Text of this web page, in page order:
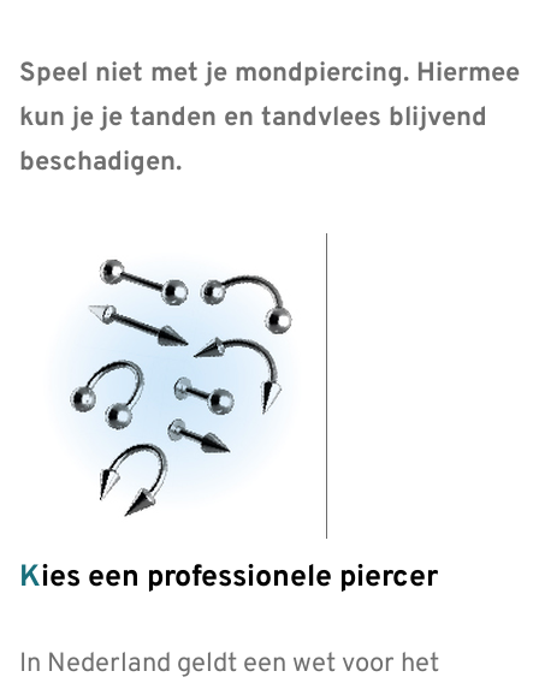
Speel niet met je mondpiercing. Hiermee
kun je je tanden en tandvlees blijvend
beschadigen.
Kies een professionele piercer
In Nederland geldt een wet voor het